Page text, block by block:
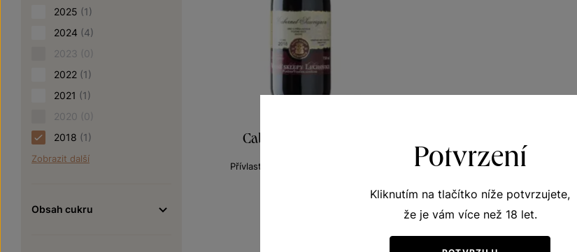
2025 (1)
2024 (4)
2023 (0)
2022 (1)
2021 (1)
2020 (0)
2018 (1)
Zobrazit další
Obsah cukru
Cabernet Sauvignon
Přívlastková vína z VS Lechovice
Potvrzení
Kliknutím na tlačítko níže potvrzujete,
že je vám více než 18 let.